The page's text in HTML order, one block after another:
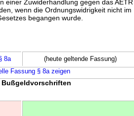
einer Zuwiderhandlung gegen das AETR
wenn die Ordnungswidrigkeit nicht im
begangen wurde.
8a
(heute geltende Fassung)
Fassung § 8a zeigen
Bußgeldvorschriften